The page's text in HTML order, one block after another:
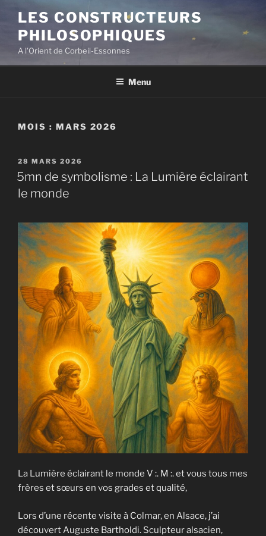
contenu
principal
LES CONSTRUCTEURS
PHILOSOPHIQUES
A l'Orient de Corbeil-Essonnes
Menu
MOIS : MARS 2026
PUBLIÉ
LE
28 MARS 2026
5mn de symbolisme : La Lumière éclairant
le monde
La Lumière éclairant le monde V :. M :. et vous tous mes
frères et sœurs en vos grades et qualité,
Lors d’une récente visite à Colmar, en Alsace, j’ai
découvert Auguste Bartholdi. Sculpteur alsacien,